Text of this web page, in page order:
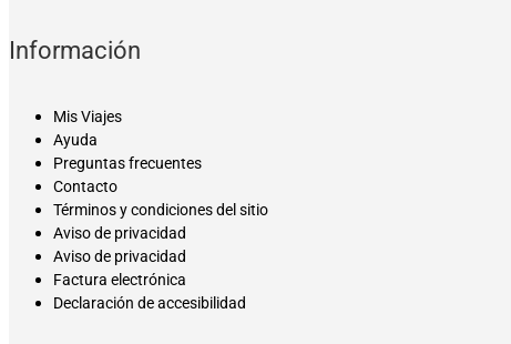
Información
Mis Viajes
Ayuda
Preguntas frecuentes
Contacto
Términos y condiciones del sitio
Aviso de privacidad
Aviso de privacidad
Factura electrónica
Declaración de accesibilidad